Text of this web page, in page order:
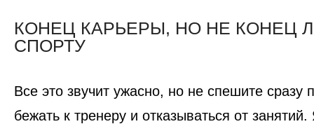
КОНЕЦ КАРЬЕРЫ, НО НЕ КОНЕЦ
СПОРТУ
Все это звучит ужасно, но не спешите сразу
бежать к тренеру и отказываться от